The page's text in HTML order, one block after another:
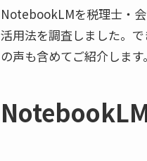
NotebookLMを税理士・
活用法を調査しました。
の声も含めてご紹介します。